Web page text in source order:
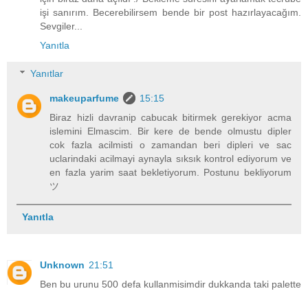
işi sanırım. Becerebilirsem bende bir post hazırlayacağım.
Sevgiler...
Yanıtla
Yanıtlar
makeuparfume
15:15
Biraz hizli davranip cabucak bitirmek gerekiyor acma
islemini Elmascim. Bir kere de bende olmustu dipler
cok fazla acilmisti o zamandan beri dipleri ve sac
uclarindaki acilmayi aynayla sıksık kontrol ediyorum ve
en fazla yarim saat bekletiyorum. Postunu bekliyorum
ツ
Yanıtla
Unknown 21:51
Ben bu urunu 500 defa kullanmisimdir dukkanda taki palette